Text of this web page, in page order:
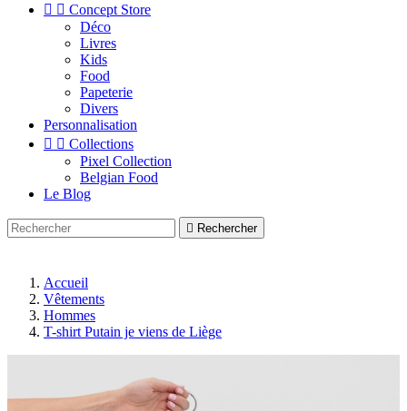
  Concept Store
Déco
Livres
Kids
Food
Papeterie
Divers
Personnalisation
  Collections
Pixel Collection
Belgian Food
Le Blog
 Rechercher
Accueil
Vêtements
Hommes
T-shirt Putain je viens de Liège